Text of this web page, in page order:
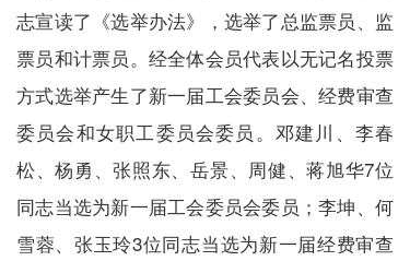
志宣读了《选举办法》，选举了总监票员、监
票员和计票员。经全体会员代表以无记名投票
方式选举产生了新一届工会委员会、经费审查
委员会和女职工委员会委员。邓建川、李春
松、杨勇、张照东、岳景、周健、蒋旭华7位
同志当选为新一届工会委员会委员；李坤、何
雪蓉、张玉玲3位同志当选为新一届经费审查